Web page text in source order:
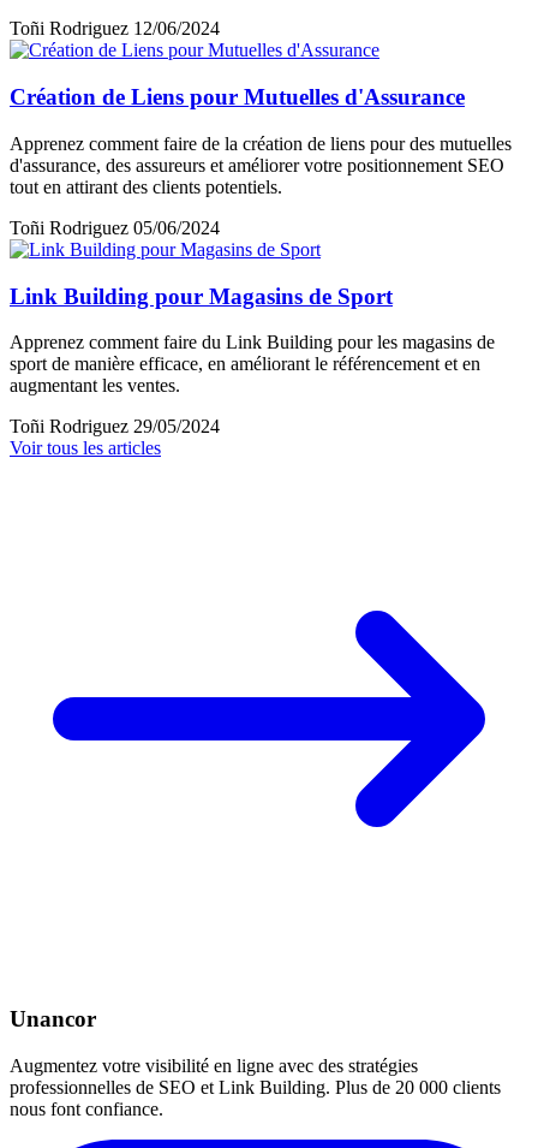
Toñi Rodriguez 12/06/2024
Création de Liens pour Mutuelles d'Assurance
Apprenez comment faire de la création de liens pour des mutuelles
d'assurance, des assureurs et améliorer votre positionnement SEO
tout en attirant des clients potentiels.
Toñi Rodriguez 05/06/2024
Link Building pour Magasins de Sport
Apprenez comment faire du Link Building pour les magasins de
sport de manière efficace, en améliorant le référencement et en
augmentant les ventes.
Toñi Rodriguez 29/05/2024
Voir tous les articles
Unancor
Augmentez votre visibilité en ligne avec des stratégies
professionnelles de SEO et Link Building. Plus de 20 000 clients
nous font confiance.